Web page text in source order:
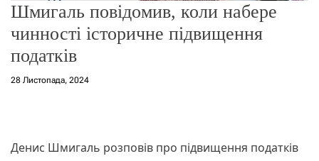
Шмигаль повідомив, коли набере
чинності історичне підвищення
податків
28 Листопада, 2024
Денис Шмигаль розповів про підвищення податків